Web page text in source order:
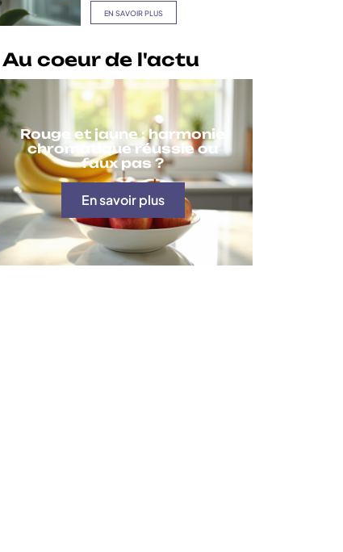
EN SAVOIR PLUS
Au coeur de l'actu
Rouge et jaune : harmonie
chromatique réussie ou
faux pas ?
En savoir plus